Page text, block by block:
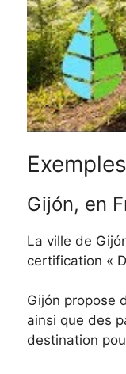
Gijón, en
La ville de
certification «
Gijón propose
ainsi que des
destination